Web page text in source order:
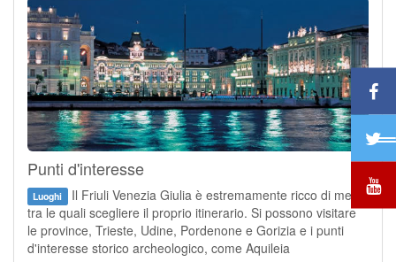
Punti d'interesse
Luoghi Il Friuli Venezia Giulia è estremamente ricco di mete
tra le quali scegliere il proprio itinerario. Si possono visitare
le province, Trieste, Udine, Pordenone e Gorizia e i punti
d'interesse storico archeologico, come Aquileia